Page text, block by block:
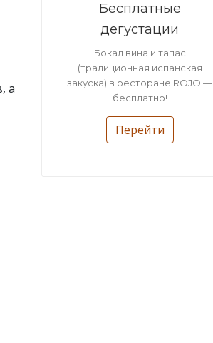
а
Бесплатные
дегустации
Бокал вина и тапас
(традиционная испанская
закуска) в ресторане ROJO —
бесплатно!
Перейти